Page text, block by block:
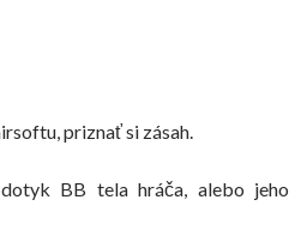
priznať si zásah.
BB tela hráča, alebo jeho